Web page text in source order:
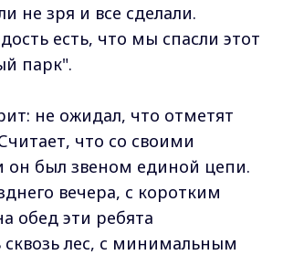
не зря и все сделали.
есть, что мы спасли этот
парк".
не ожидал, что отметят
что со своими
он был звеном единой цепи.
вечера, с коротким
обед эти ребята
сквозь лес, с минимальным